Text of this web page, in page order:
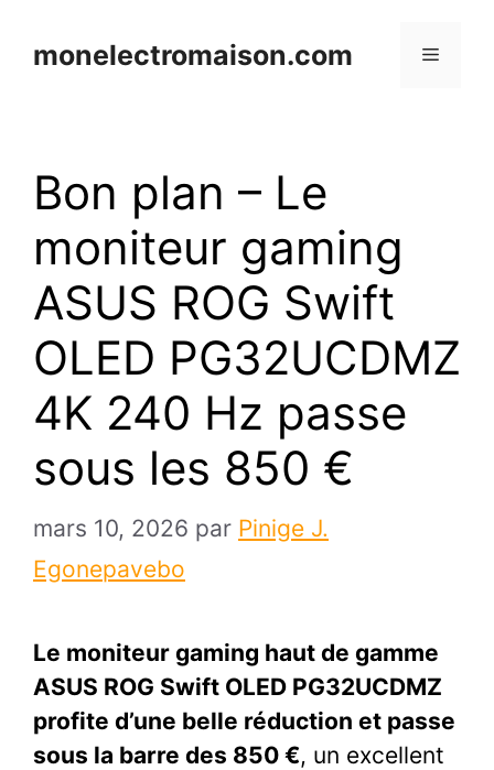
monelectromaison.com Menu
Bon plan – Le
moniteur gaming
ASUS ROG Swift
OLED PG32UCDMZ
4K 240 Hz passe
sous les 850 €
mars 10, 2026 par Pinige J.
Egonepavebo
Le moniteur gaming haut de gamme
ASUS ROG Swift OLED PG32UCDMZ
profite d’une belle réduction et passe
sous la barre des 850 €, un excellent